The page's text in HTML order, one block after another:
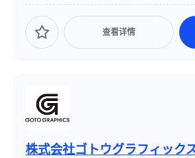
ング映像を中心に活動しています。
查看详情
株式会社ゴトウグラフィック